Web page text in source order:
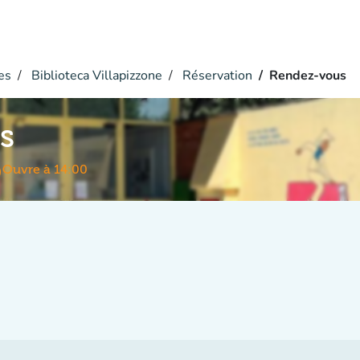
Biblioteca Villapizzone Réservation Rendez-vous
Ouvre à 14:00